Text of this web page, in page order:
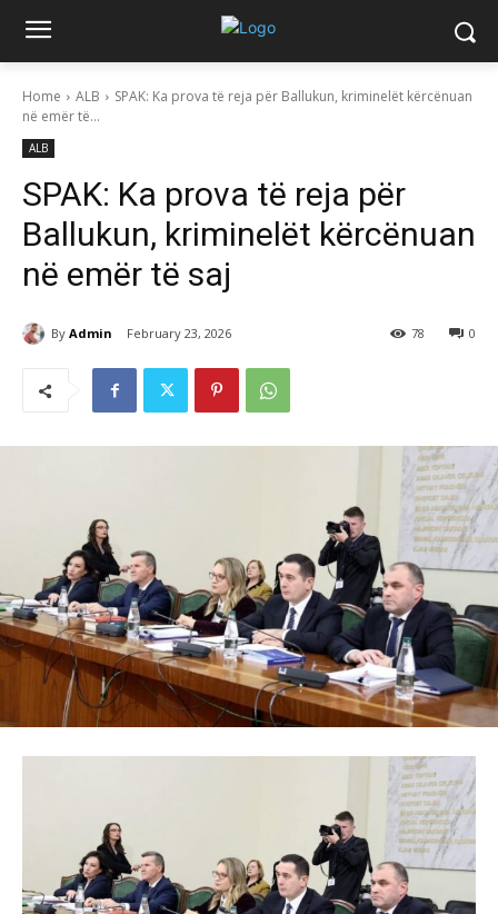
Home ALB
SPAK: Ka prova të reja për Ballukun, kriminelët kërcënuan
në emër të...
ALB
SPAK: Ka prova të reja për
Ballukun, kriminelët kërcënuan
në emër të saj
By Admin February 23, 2026 0
78